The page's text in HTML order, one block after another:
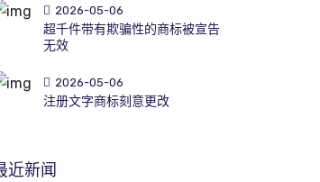
2026-05-06
超千件带有欺骗性的商标被宣告
无效
2026-05-06
注册文字商标刻意更改
近新闻